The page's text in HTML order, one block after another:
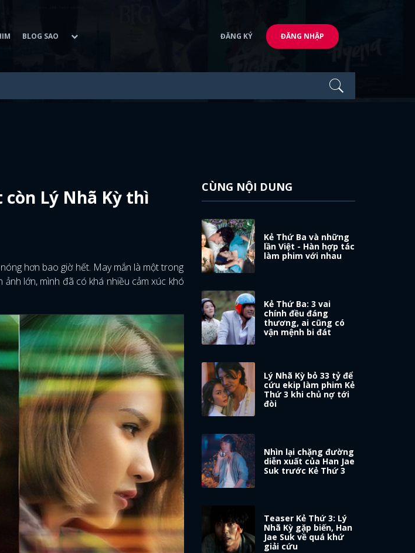
BLOG SAO ĐĂNG KÝ ĐĂNG NHẬP
còn Lý Nhã Kỳ thì
hơn bao giờ hết. May mắn là một trong
lớn, mình đã có khá nhiều cảm xúc khó
CÙNG NỘI DUNG
Kẻ Thứ Ba và những
lần Việt - Hàn hợp tác
làm phim với nhau
Kẻ Thứ Ba: 3 vai
chính đều đáng
thương, ai cũng có
vận mệnh bi đát
Lý Nhã Kỳ bỏ 33 tỷ để
cứu ekip làm phim Kẻ
Thứ 3 khi chủ nợ tới
đòi
Nhìn lại chặng đường
diễn xuất của Han Jae
Suk trước Kẻ Thứ 3
Teaser Kẻ Thứ 3: Lý
Nhã Kỳ gặp biến, Han
Jae Suk về quá khứ
giải cứu